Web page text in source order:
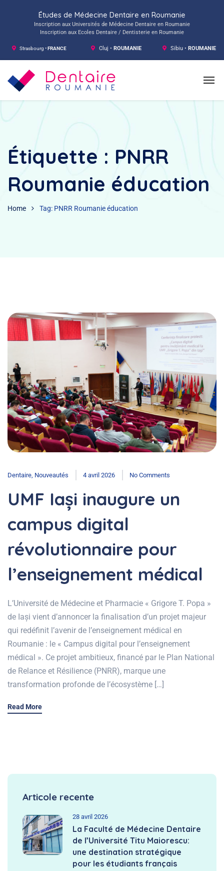
Études de Médecine Dentaire en Roumanie
Inscription aux Universités de Médecine Dentaire en Roumanie
Inscription aux Ecoles Dentaire / Dentisterie en Roumanie
Strasbourg •FRANCE Cluj •ROUMANIE Sibiu •ROUMANIE
Étiquette : PNRR
Roumanie éducation
Home Tag: PNRR Roumanie éducation
Dentaire Nouveautés 4 avril 2026 No Comments
UMF Iași inaugure un
campus digital
révolutionnaire pour
l’enseignement médical
L’Université de Médecine et Pharmacie « Grigore T. Popa »
de Iași vient d’annoncer la finalisation d’un projet majeur
qui redéfinit l’avenir de l’enseignement médical en
Roumanie : le « Campus digital pour l’enseignement
médical ». Ce projet ambitieux, financé par le Plan National
de Relance et Résilience (PNRR), marque une
transformation profonde de l’écosystème […]
Read More
Articole recente
28 avril 2026
La Faculté de Médecine Dentaire
de l’Université Titu Maiorescu:
une destination stratégique
pour les étudiants français